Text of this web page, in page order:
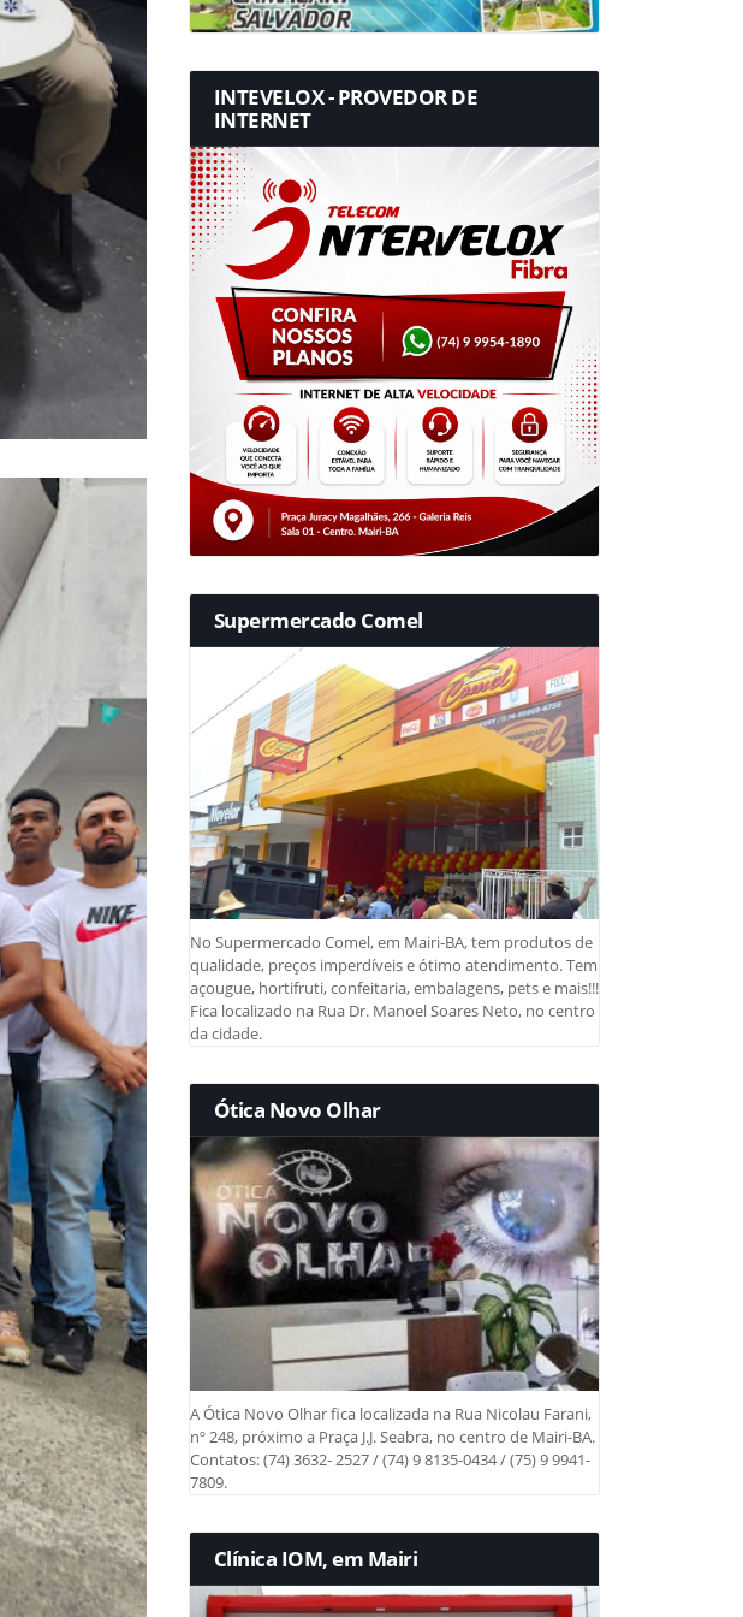
INTEVELOX - PROVEDOR DE
INTERNET
Supermercado Comel
No Supermercado Comel, em Mairi-BA, tem produtos de
qualidade, preços imperdíveis e ótimo atendimento. Tem
açougue, hortifruti, confeitaria, embalagens, pets e mais!!!
Fica localizado na Rua Dr. Manoel Soares Neto, no centro
da cidade.
Ótica Novo Olhar
A Ótica Novo Olhar fica localizada na Rua Nicolau Farani,
nº 248, próximo a Praça J.J. Seabra, no centro de Mairi-BA.
Contatos: (74) 3632- 2527 / (74) 9 8135-0434 / (75) 9 9941-
7809.
Clínica IOM, em Mairi